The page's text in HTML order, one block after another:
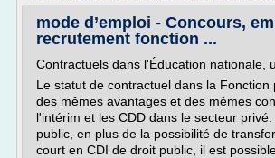
mode d’emploi - Concours,
recrutement fonction ...
Contractuels dans l'Éducation nationale,
Le statut de contractuel dans la Fonction
des mêmes avantages et des mêmes
l'intérim et les CDD dans le secteur
public, en plus de la possibilité de
court en CDI de droit public, il est